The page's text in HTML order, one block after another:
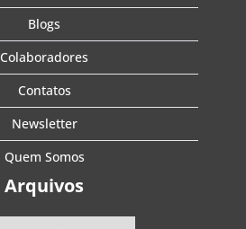
Blogs
Colaboradores
Contatos
Newsletter
Quem Somos
Arquivos